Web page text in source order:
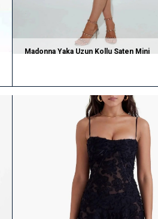
Madonna Yaka Uzun Kollu Saten Mini